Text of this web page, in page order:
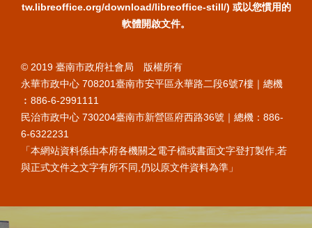
tw.libreoffice.org/download/libreoffice-still/) 或以您慣用的
軟體開啟文件。
© 2019 臺南市政府社會局 版權所有
永華市政中心 708201臺南市安平區永華路二段6號7樓｜總機
︰886-6-2991111
民治市政中心 730204臺南市新營區府西路36號｜總機：886-
6-6322231
「本網站資料係由本府各機關之電子檔或書面文字登打製作,若
與正式文件之文字有所不同,仍以原文件資料為準」